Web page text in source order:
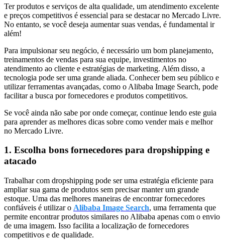
Ter produtos e serviços de alta qualidade, um atendimento excelente
e preços competitivos é essencial para se destacar no Mercado Livre.
No entanto, se você deseja aumentar suas vendas, é fundamental ir
além!
Para impulsionar seu negócio, é necessário um bom planejamento,
treinamentos de vendas para sua equipe, investimentos no
atendimento ao cliente e estratégias de marketing. Além disso, a
tecnologia pode ser uma grande aliada. Conhecer bem seu público e
utilizar ferramentas avançadas, como o Alibaba Image Search, pode
facilitar a busca por fornecedores e produtos competitivos.
Se você ainda não sabe por onde começar, continue lendo este guia
para aprender as melhores dicas sobre como vender mais e melhor
no Mercado Livre.
1. Escolha bons fornecedores para dropshipping e
atacado
Trabalhar com dropshipping pode ser uma estratégia eficiente para
ampliar sua gama de produtos sem precisar manter um grande
estoque. Uma das melhores maneiras de encontrar fornecedores
confiáveis é utilizar o Alibaba Image Search, uma ferramenta que
permite encontrar produtos similares no Alibaba apenas com o envio
de uma imagem. Isso facilita a localização de fornecedores
competitivos e de qualidade.